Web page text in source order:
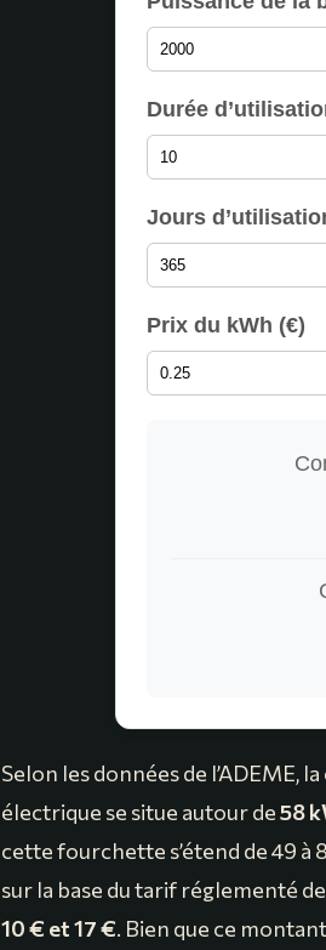
Durée
Jours
Prix du kWh (€)
Selon les données de l’ADEME,
électrique se situe autour de58
cette fourchette s’étend de 49 à
sur la base du tarif réglementé
10 € et 17 €. Bien que ce